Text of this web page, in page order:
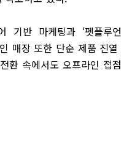
기반 마케팅과 ‘펫플루
매장 또한 단순 제품 진열
환 속에서도 오프라인 접